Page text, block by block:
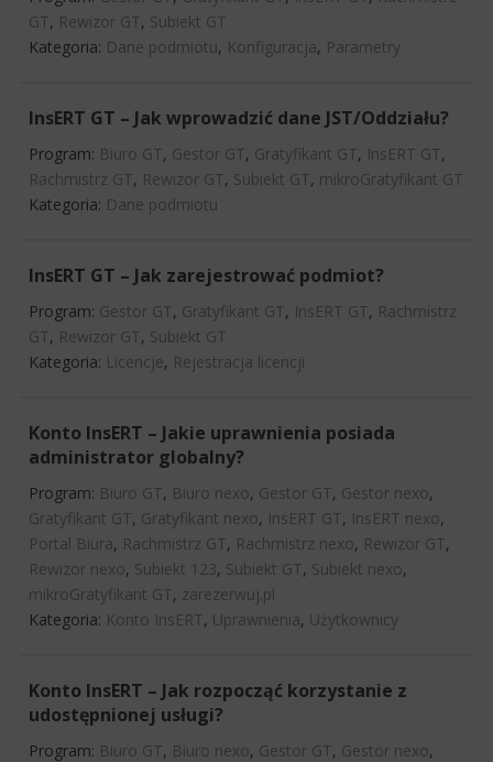
GT, Rewizor GT, Subiekt GT
Kategoria: Dane podmiotu, Konfiguracja, Parametry
InsERT GT – Jak wprowadzić dane JST/Oddziału?
Program: Biuro GT, Gestor GT, Gratyfikant GT, InsERT GT,
Rachmistrz GT, Rewizor GT, Subiekt GT, mikroGratyfikant GT
Kategoria: Dane podmiotu
InsERT GT – Jak zarejestrować podmiot?
Program: Gestor GT, Gratyfikant GT, InsERT GT, Rachmistrz
GT, Rewizor GT, Subiekt GT
Kategoria: Licencje, Rejestracja licencji
Konto InsERT – Jakie uprawnienia posiada
administrator globalny?
Program: Biuro GT, Biuro nexo, Gestor GT, Gestor nexo,
Gratyfikant GT, Gratyfikant nexo, InsERT GT, InsERT nexo,
Portal Biura, Rachmistrz GT, Rachmistrz nexo, Rewizor GT,
Rewizor nexo, Subiekt 123, Subiekt GT, Subiekt nexo,
mikroGratyfikant GT, zarezerwuj.pl
Kategoria: Konto InsERT, Uprawnienia, Użytkownicy
Konto InsERT – Jak rozpocząć korzystanie z
udostępnionej usługi?
Program: Biuro GT, Biuro nexo, Gestor GT, Gestor nexo,